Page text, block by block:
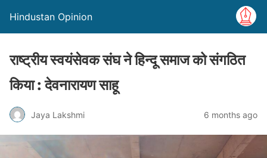
Hindustan Opinion
राष्ट्रीय स्वयंसेवक संघ ने हिन्दू समाज को संगठित
किया : देवनारायण साहू
Jaya Lakshmi 6 months ago